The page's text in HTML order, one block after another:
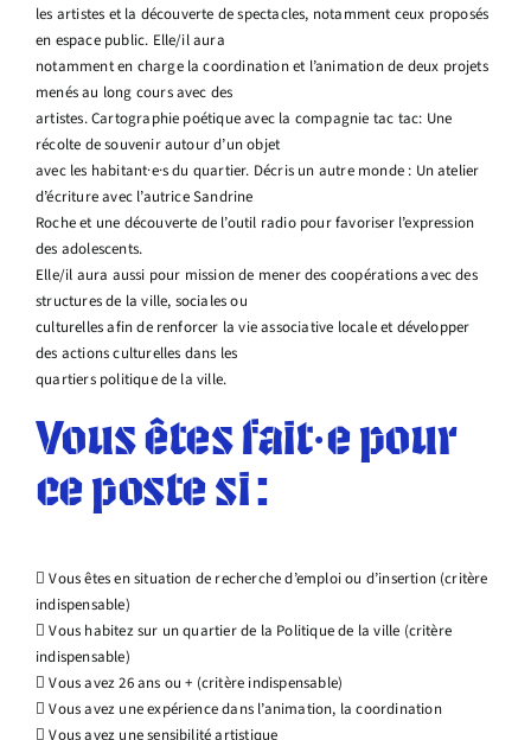
les artistes et la découverte de spectacles, notamment ceux proposés
en espace public. Elle/il aura
notamment en charge la coordination et l’animation de deux projets
menés au long cours avec des
artistes. Cartographie poétique avec la compagnie tac tac: Une
récolte de souvenir autour d’un objet
avec les habitant·e·s du quartier. Décris un autre monde : Un atelier
d’écriture avec l’autrice Sandrine
Roche et une découverte de l’outil radio pour favoriser l’expression
des adolescents.
Elle/il aura aussi pour mission de mener des coopérations avec des
structures de la ville, sociales ou
culturelles afin de renforcer la vie associative locale et développer
des actions culturelles dans les
quartiers politique de la ville.
Vous êtes fait·e pour
ce poste si :
 Vous êtes en situation de recherche d’emploi ou d’insertion (critère
indispensable)
 Vous habitez sur un quartier de la Politique de la ville (critère
indispensable)
 Vous avez 26 ans ou + (critère indispensable)
 Vous avez une expérience dans l’animation, la coordination
 Vous avez une sensibilité artistique